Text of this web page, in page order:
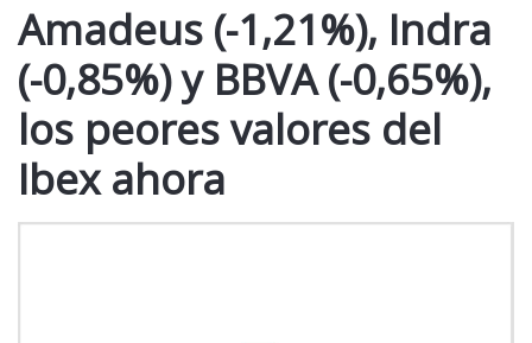
Amadeus (-1,21%), Indra
(-0,85%) y BBVA (-0,65%),
los peores valores del
Ibex ahora